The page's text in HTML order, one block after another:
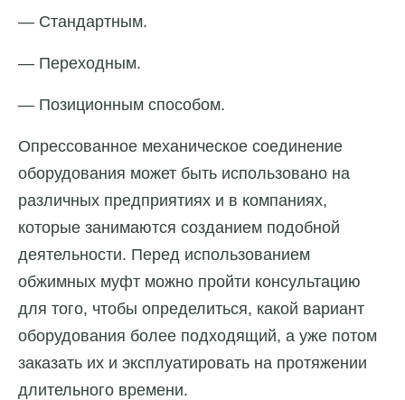
— Стандартным.
— Переходным.
— Позиционным способом.
Опрессованное механическое соединение
оборудования может быть использовано на
различных предприятиях и в компаниях,
которые занимаются созданием подобной
деятельности. Перед использованием
обжимных муфт можно пройти консультацию
для того, чтобы определиться, какой вариант
оборудования более подходящий, а уже потом
заказать их и эксплуатировать на протяжении
длительного времени.